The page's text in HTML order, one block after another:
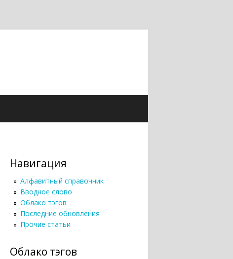
Навигация
Алфавитный справочник
Вводное слово
Облако тэгов
Последние обновления
Прочие статьи
Облако тэгов